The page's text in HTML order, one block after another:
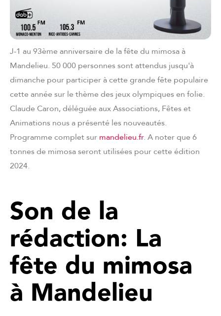
J-1 au 93ème anniversaire de la fête du mimosa à
Mandelieu. 50 000 personnes sont attendus jusqu'à
dimanche pour participer à cette grande fête populaire
cette année sur le thème des jeux olympiques en folie.
Claude Caron, déléguée aux Associations, Fêtes et
Animations nous a présenté les nouveautés.
Programme complet sur mandelieu.fr. A noter que 6
tonnes de mimosa seront utilisées pour cette édition
2024.
Son de la
rédaction: La
fête du mimosa
à Mandelieu